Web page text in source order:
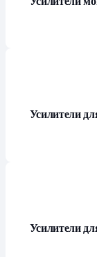
Усилители
Усилители